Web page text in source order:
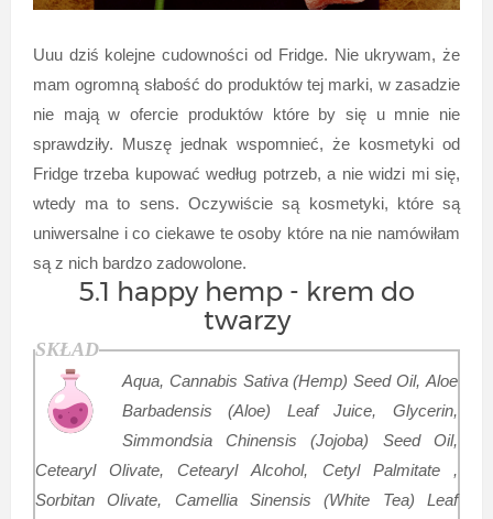
Uuu dziś kolejne cudowności od Fridge. Nie ukrywam, że
mam ogromną słabość do produktów tej marki, w zasadzie
nie mają w ofercie produktów które by się u mnie nie
sprawdziły. Muszę jednak wspomnieć, że kosmetyki od
Fridge trzeba kupować według potrzeb, a nie widzi mi się,
wtedy ma to sens. Oczywiście są kosmetyki, które są
uniwersalne i co ciekawe te osoby które na nie namówiłam
są z nich bardzo zadowolone.
5.1 happy hemp - krem do
twarzy
SKŁAD
Aqua, Cannabis Sativa (Hemp) Seed Oil, Aloe
Barbadensis (Aloe) Leaf Juice, Glycerin,
Simmondsia Chinensis (Jojoba) Seed Oil,
Cetearyl Olivate, Cetearyl Alcohol, Cetyl Palmitate ,
Sorbitan Olivate, Camellia Sinensis (White Tea) Leaf